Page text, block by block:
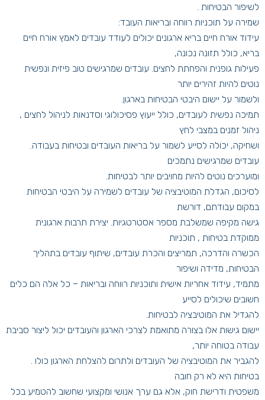
לשיפור הבטיחות .
שמירה על תוכניות רווחה ובריאות העובד:
עידוד אורח חיים בריא ארגונים יכולים לעודד עובדים לאמץ אורח חיים
בריא, כולל תזונה נכונה,
פעילות גופנית והפחתת לחצים. עובדים שמרגישים טוב פיזית ונפשית
נוטים להיות זהירים יותר
ולשמור על יישום היבטי הבטיחות בארגון.
תמיכה נפשית לעובדים, כולל ייעוץ פסיכולוגי וסדנאות לניהול לחצים ,
ניהול זמנים במצבי לחץ
ושחיקה, יכולה לסייע לשמור על בריאות העובדים ובטיחות בעבודה.
עובדים שמרגישים נתמכים
ומוערכים נוטים להיות מחויבים יותר לבטיחות.
לסיכום, הגדלת המוטיבציה של עובדים לשמירה על היבטי הבטיחות
במקום עבודתם, דורשת
גישה מקיפה שמשלבת מספר אסטרטגיות. יצירת תרבות ארגונית
ממוקדת בטיחות , תוכניות
הכשרה והדרכה, תמריצים והכרת עובדים, שיתוף עובדים בתהליך
הבטיחות, מדידה ושיפור
מתמיד, עידוד אחריות אישית ותוכניות רווחה ובריאות – כל אלה הם כלים
חשובים שיכולים לסייע
להגדיל את המוטיבציה לבטיחות.
יישום גישות אלו בצורה מתואמת לצרכי הארגון והעובדים יכול ליצור סביבת
עבודה בטוחה יותר,
להגביר את המוטיבציה של העובדים ולתרום להצלחת הארגון כולו .
בטיחות היא לא רק חובה
משפטית ודרישת חוק, אלא גם ערך אנושי ומקצועי שחשוב להטמיע בכל